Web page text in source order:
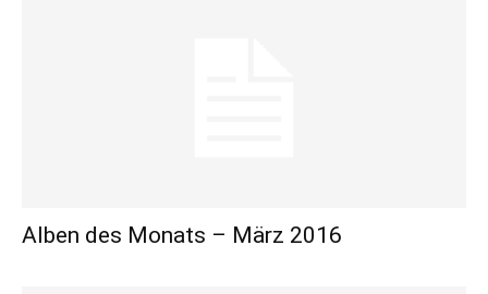
Alben des Monats – März 2016